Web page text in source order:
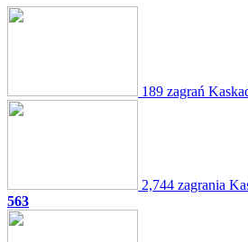
189 zagrań
2,744 zagrania
563